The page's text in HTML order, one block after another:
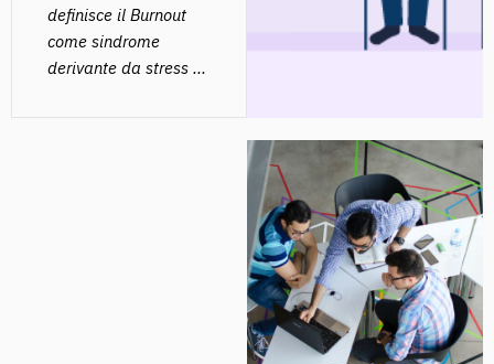
definisce il Burnout
come sindrome
derivante da stress ...